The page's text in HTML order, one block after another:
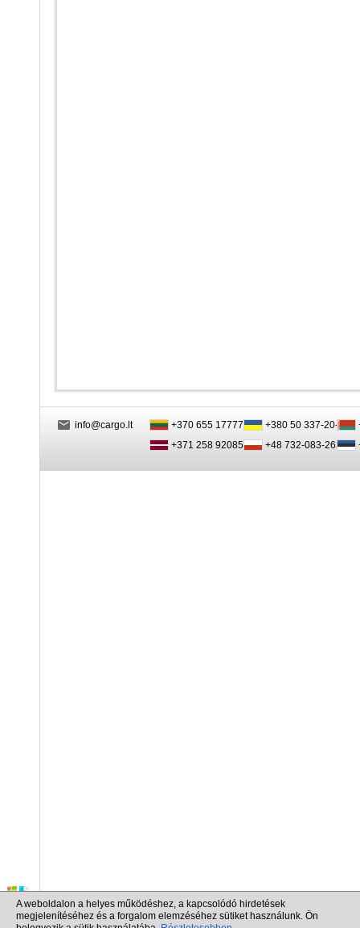
info@cargo.lt
+370 655 17777
+371 258 92085
+380 50 337-20-47
+48 732-083-262
A weboldalon a helyes működéshez, a kapcsolódó hirdetések
megjelenítéséhez és a forgalom elemzéséhez sütiket használunk. Ön